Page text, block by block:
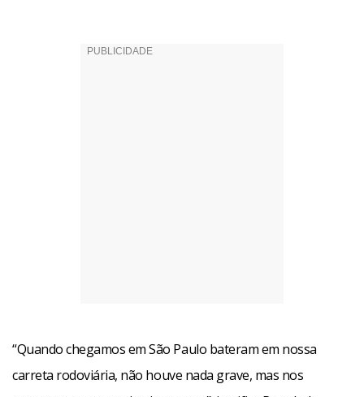
“Quando chegamos em São Paulo bateram em nossa
carreta rodoviária, não houve nada grave, mas nos